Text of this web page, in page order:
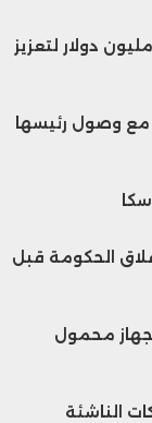
الجيش الأميركي يقترب من صفقة بـ400 مليون دولار لتعزيز
مع وصول رئيسها
الحكومة قبل
محمول
الناشئة